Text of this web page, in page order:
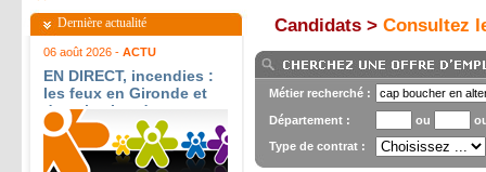
Dernière actualité
06 août 2026 - ACTU
EN DIRECT, incendies :
les feux en Gironde et
dans les Landes
reconnus « sinistres de
grande ampleur » - Le
Monde.fr
Candidats > Consultez
Métier recherché :
Département : ou
Type de contrat :